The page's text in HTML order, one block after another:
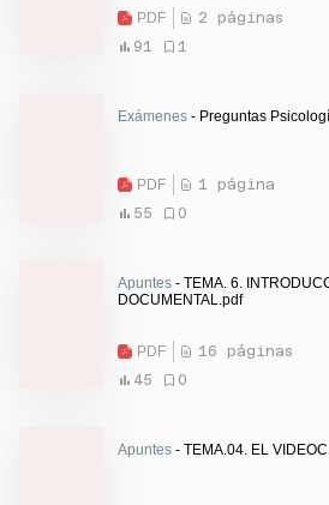
PDF
2 páginas
91
1
Exámenes - Preguntas
PDF
1 página
55
0
Apuntes - TEMA. 6.
DOCUMENTAL.pdf
PDF
16 páginas
45
0
Apuntes - TEMA.04. EL